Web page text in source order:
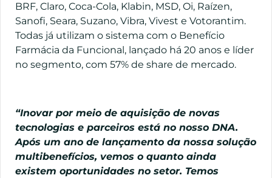
BRF, Claro, Coca-Cola, Klabin, MSD, Oi, Raízen,
Sanofi, Seara, Suzano, Vibra, Vivest e Votorantim.
Todas já utilizam o sistema com o Benefício
Farmácia da Funcional, lançado há 20 anos e líder
no segmento, com 57% de share de mercado.
“Inovar por meio de aquisição de novas
tecnologias e parceiros está no nosso DNA.
Após um ano de lançamento da nossa solução
multibenefícios, vemos o quanto ainda
existem oportunidades no setor. Temos